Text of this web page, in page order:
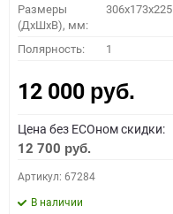
Размеры
(ДхШхВ), мм:
306x173x225
Полярность: 1
12 000 руб.
Цена без ECOном скидки:
12 700 руб.
Артикул: 67284
В наличии